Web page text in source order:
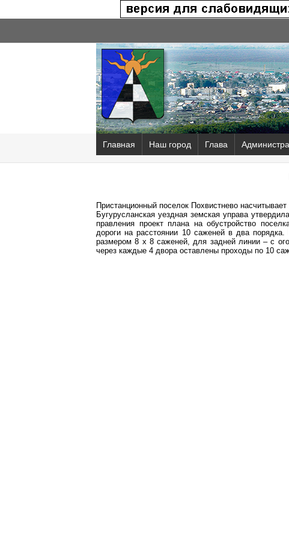
Главная Наш город Глава
Пристанционный поселок Похвистнево
Бугурусланская уездная земская управа
правления проект плана на обустройство
дороги на расстоянии 10 саженей в два
размером 8 х 8 саженей, для задней линии – с
через каждые 4 двора оставлены проходы по 10